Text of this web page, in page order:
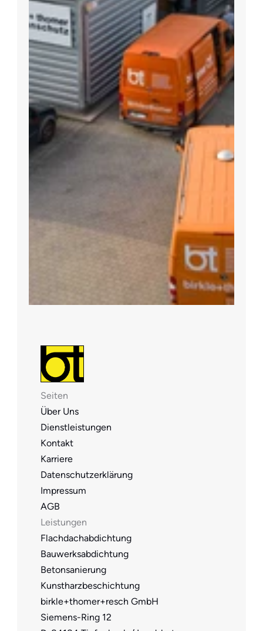
Seiten
Über Uns
Dienstleistungen
Kontakt
Karriere
Datenschutzerklärung
Impressum
AGB
Leistungen
Flachdachabdichtung
Bauwerksabdichtung
Betonsanierung
Kunstharzbeschichtung
birkle+thomer+resch GmbH
Siemens-Ring 12